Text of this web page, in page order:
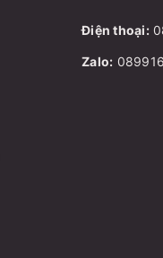
Điện thoại:
Zalo: